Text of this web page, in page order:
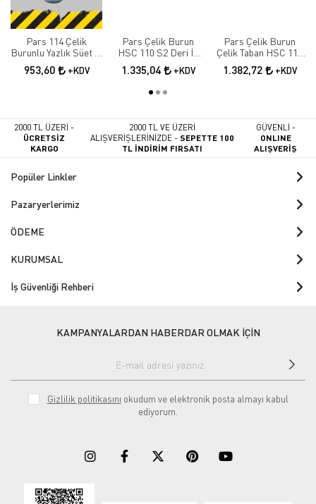
Pars 114 Çelik
Burunlu Yazlık Süet Iş
Güvenliği Ayakkabısı
953,60 +KDV
Pars Çelik Burun
HSC 110 S2 Deri İş
Ayakkabısı
1.335,04 +KDV
Pars Çelik Burun
Çelik Taban HSC 110
S3 Deri İş Ayakkabısı
1.382,72 +KDV
2000 TL ÜZERİ -
ÜCRETSİZ
KARGO
2000 TL VE ÜZERİ
ALIŞVERİŞLERİNİZDE -SEPETTE 100
TL İNDİRİM FIRSATI
GÜVENLİ -
ONLINE
ALIŞVERİŞ
Popüler Linkler
Pazaryerlerimiz
ÖDEME
KURUMSAL
İş Güvenliği Rehberi
KAMPANYALARDAN HABERDAR OLMAK İÇİN
Gizlilik politikasını okudum ve elektronik posta almayı kabul
ediyorum.